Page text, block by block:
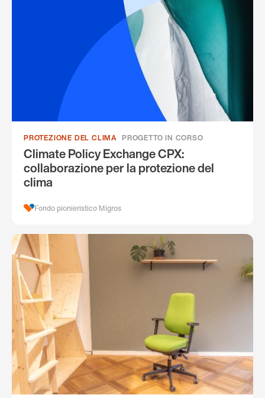
PROTEZIONE DEL CLIMA PROGETTO IN CORSO
Climate Policy Exchange CPX:
collaborazione per la protezione del
clima
Fondo pionieristico Migros